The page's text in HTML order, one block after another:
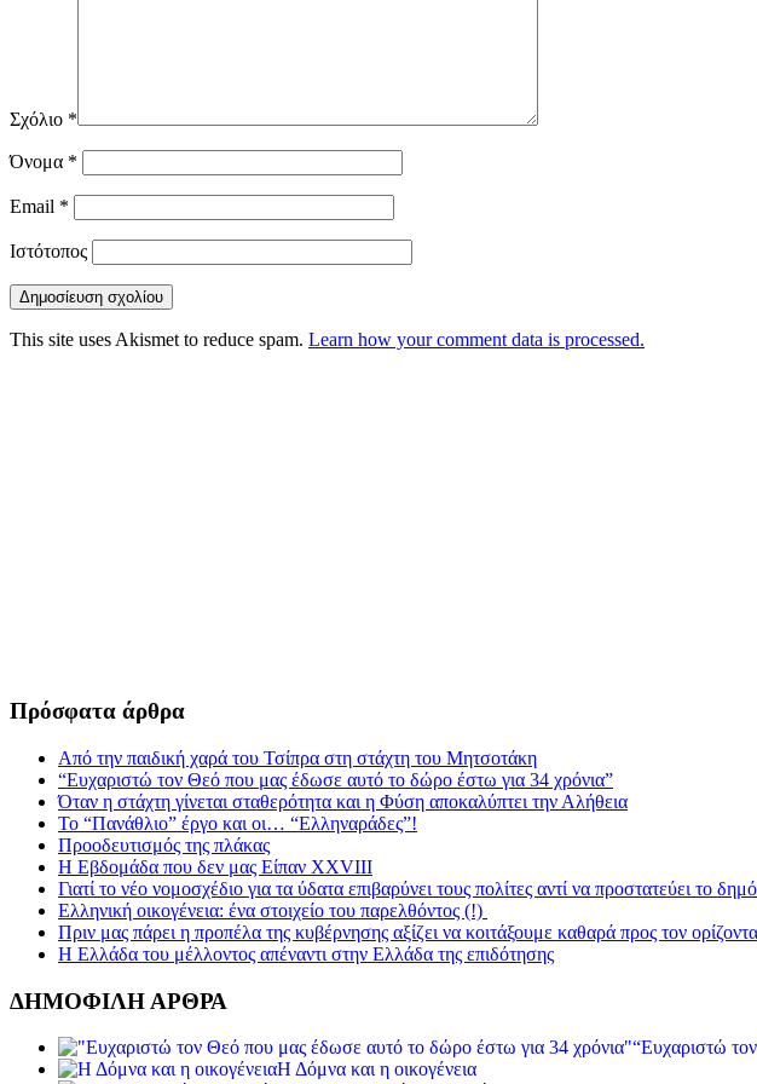
Σχόλιο *
Όνομα *
Email *
Ιστότοπος
This site uses Akismet to reduce spam. Learn how your comment data is processed.
Πρόσφατα άρθρα
Από την παιδική χαρά του Τσίπρα στη στάχτη του Μητσοτάκη
“Ευχαριστώ τον Θεό που μας έδωσε αυτό το δώρο έστω για 34 χρόνια”
Όταν η στάχτη γίνεται σταθερότητα και η Φύση αποκαλύπτει την Αλήθεια
Το “Πανάθλιο” έργο και οι… “Ελληναράδες”!
Προοδευτισμός της πλάκας
Η Εβδομάδα που δεν μας Είπαν XXVIII
Γιατί το νέο νομοσχέδιο για τα ύδατα επιβαρύνει τους πολίτες αντί να προστατεύει το
Ελληνική οικογένεια: ένα στοιχείο του παρελθόντος (!)
Πριν μας πάρει η προπέλα της κυβέρνησης αξίζει να κοιτάξουμε καθαρά προς τον ορίζοντα
Η Ελλάδα του μέλλοντος απέναντι στην Ελλάδα της επιδότησης
ΔΗΜΟΦΙΛΗ ΑΡΘΡΑ
“Ευχαριστώ
Η Δόμνα και η οικογένεια